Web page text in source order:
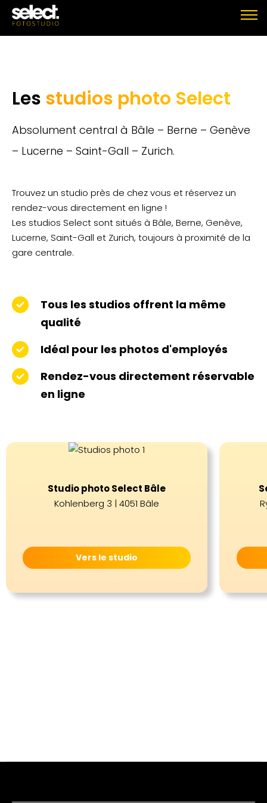
Les studios photo Select
Absolument central à Bâle – Berne – Genève
– Lucerne – Saint-Gall – Zurich.
Trouvez un studio près de chez vous et réservez un
rendez-vous directement en ligne !
Les studios Select sont situés à Bâle, Berne, Genève,
Lucerne, Saint-Gall et Zurich, toujours à proximité de la
gare centrale.
Tous les studios offrent la même
qualité
Idéal pour les photos d'employés
Rendez-vous directement réservable
en ligne
Studio photo Select Bâle
Kohlenberg 3 | 4051 Bâle
Vers le studio